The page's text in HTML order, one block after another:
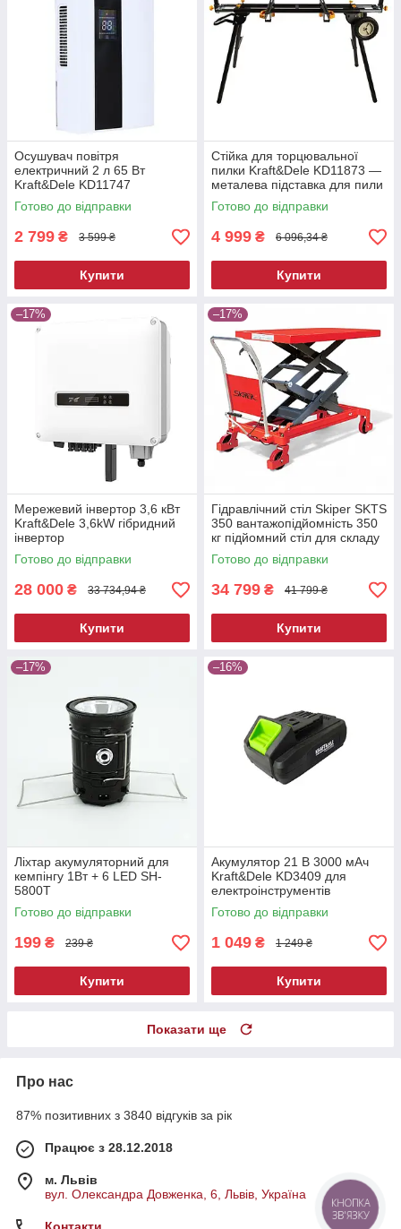
Осушувач повітря
електричний 2 л 65 Вт
Kraft&Dele KD11747
побутовий вологопоглинач
Готово до відправки
2 799 ₴ 3 599 ₴
Купити
Стійка для торцювальної
пилки Kraft&Dele KD11873 —
металева підставка для пили
Готово до відправки
4 999 ₴ 6 096,34 ₴
Купити
–17%
Мережевий інвертор 3,6 кВт
Kraft&Dele 3,6kW гібридний
інвертор
Готово до відправки
28 000 ₴ 33 734,94 ₴
Купити
–17%
Гідравлічний стіл Skiper SKTS
350 вантажопідйомність 350
кг підйомний стіл для складу
та СТО
Готово до відправки
34 799 ₴ 41 799 ₴
Купити
–17%
Ліхтар акумуляторний для
кемпінгу 1Вт + 6 LED SH-
5800T
Готово до відправки
199 ₴ 239 ₴
Купити
–16%
Акумулятор 21 В 3000 мАч
Kraft&Dele KD3409 для
електроінструментів
Готово до відправки
1 049 ₴ 1 249 ₴
Купити
Показати ще
Про нас
87% позитивних з 3840 відгуків за рік
Працює з 28.12.2018
м. Львів
вул. Олександра Довженка, 6, Львів, Україна
КНОПКА
ЗВ'ЯЗКУ